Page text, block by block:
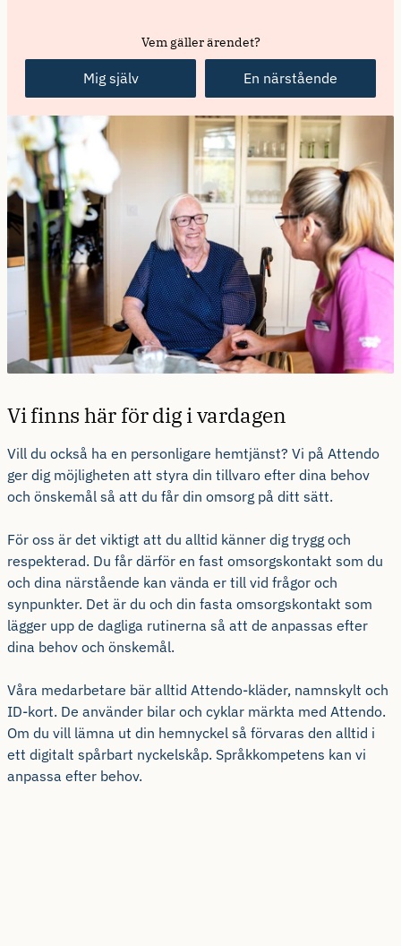
Vi finns här för dig i vardagen
Vill du också ha en personligare hemtjänst? Vi på Attendo
ger dig möjligheten att styra din tillvaro efter dina behov
och önskemål så att du får din omsorg på ditt sätt.
För oss är det viktigt att du alltid känner dig trygg och
respekterad. Du får därför en fast omsorgskontakt som du
och dina närstående kan vända er till vid frågor och
synpunkter. Det är du och din fasta omsorgskontakt som
lägger upp de dagliga rutinerna så att de anpassas efter
dina behov och önskemål.
Våra medarbetare bär alltid Attendo-kläder, namnskylt och
ID-kort. De använder bilar och cyklar märkta med Attendo.
Om du vill lämna ut din hemnyckel så förvaras den alltid i
ett digitalt spårbart nyckelskåp. Språkkompetens kan vi
anpassa efter behov.